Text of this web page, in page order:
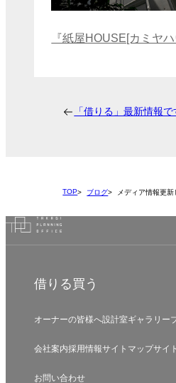
『紙屋HOUSE[カミヤ
「借りる」最新情報で
TOP ブログ メディア情報更新
借りる 買う
オーナーの皆様へ設計室ギャラリー
会社案内採用情報サイトマップサイ
お問い合わせ